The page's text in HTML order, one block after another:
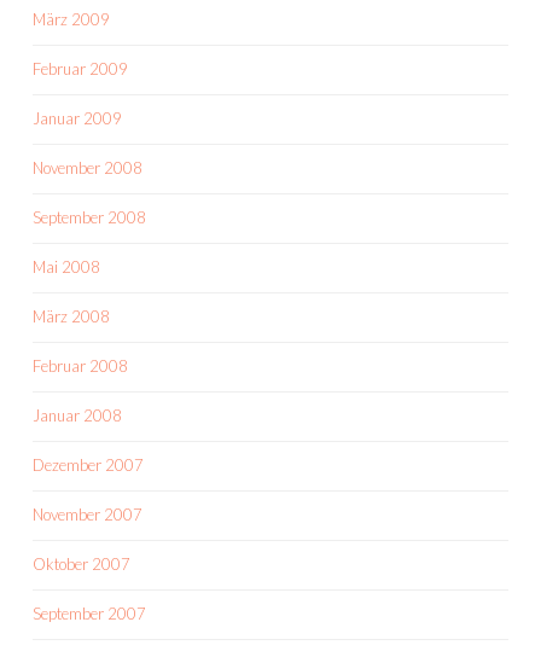
März 2009
Februar 2009
Januar 2009
November 2008
September 2008
Mai 2008
März 2008
Februar 2008
Januar 2008
Dezember 2007
November 2007
Oktober 2007
September 2007